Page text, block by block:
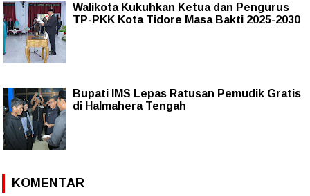
Walikota Kukuhkan Ketua dan Pengurus
TP-PKK Kota Tidore Masa Bakti 2025-2030
Bupati IMS Lepas Ratusan Pemudik Gratis
di Halmahera Tengah
KOMENTAR